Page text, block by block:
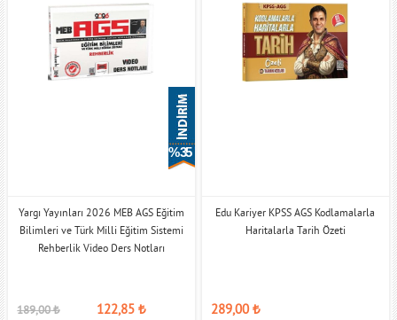
% 35
Yargı Yayınları 2026 MEB AGS Eğitim
Bilimleri ve Türk Milli Eğitim Sistemi
Rehberlik Video Ders Notları
189,00₺ 122,85 ₺
Edu Kariyer KPSS AGS Kodlamalarla
Haritalarla Tarih Özeti
289,00₺